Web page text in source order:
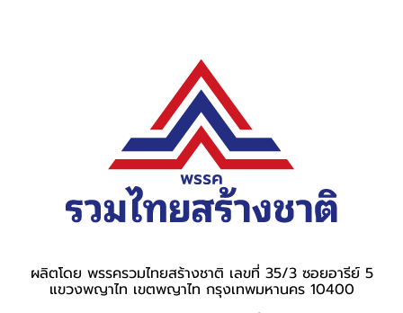
ผลิตโดย พรรครวมไทยสร้างชาติ เลขที่ 35/3 ซอยอารีย์ 5
แขวงพญาไท เขตพญาไท กรุงเทพมหานคร 10400